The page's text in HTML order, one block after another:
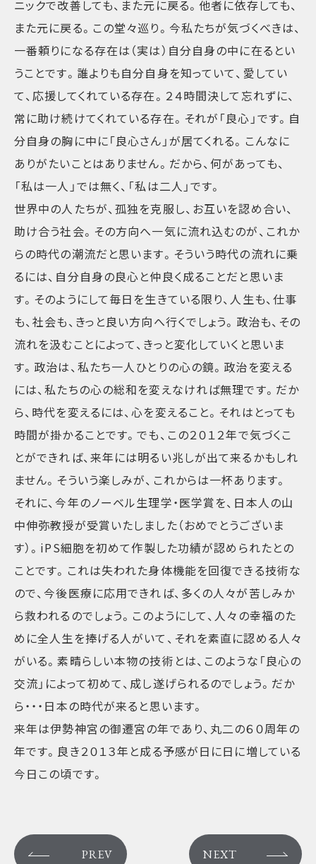
ニックで改善しても、また元に戻る。他者に依存しても、
また元に戻る。この堂々巡り。今私たちが気づくべきは、
一番頼りになる存在は（実は）自分自身の中に在るとい
うことです。誰よりも自分自身を知っていて、愛してい
て、応援してくれている存在。２４時間決して忘れずに、
常に助け続けてくれている存在。それが「良心」です。自
分自身の胸に中に「良心さん」が居てくれる。こんなに
ありがたいことはありません。だから、何があっても、
「私は一人」では無く、「私は二人」です。
世界中の人たちが、孤独を克服し、お互いを認め合い、
助け合う社会。その方向へ一気に流れ込むのが、これか
らの時代の潮流だと思います。そういう時代の流れに乗
るには、自分自身の良心と仲良く成ることだと思いま
す。そのようにして毎日を生きている限り、人生も、仕事
も、社会も、きっと良い方向へ行くでしょう。政治も、その
流れを汲むことによって、きっと変化していくと思いま
す。政治は、私たち一人ひとりの心の鏡。政治を変える
には、私たちの心の総和を変えなければ無理です。だか
ら、時代を変えるには、心を変えること。それはとっても
時間が掛かることです。でも、この２０１２年で気づくこ
とができれば、来年には明るい兆しが出て来るかもしれ
ません。そういう楽しみが、これからは一杯あります。
それに、今年のノーベル生理学・医学賞を、日本人の山
中伸弥教授が受賞いたしました（おめでとうございま
す）。iPS細胞を初めて作製した功績が認められたとの
ことです。これは失われた身体機能を回復できる技術な
ので、今後医療に応用できれば、多くの人々が苦しみか
ら救われるのでしょう。このようにして、人々の幸福のた
めに全人生を捧げる人がいて、それを素直に認める人々
がいる。素晴らしい本物の技術とは、このような「良心の
交流」によって初めて、成し遂げられるのでしょう。だか
ら・・・日本の時代が来ると思います。
来年は伊勢神宮の御遷宮の年であり、丸二の６０周年の
年です。良き２０１３年と成る予感が日に日に増している
今日この頃です。
PREV NEXT